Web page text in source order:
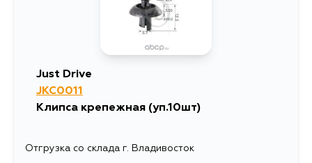
Just Drive
JKC0011
Клипса крепежная (уп.10шт)
Отгрузка со склада г. Владивосток